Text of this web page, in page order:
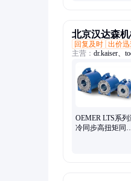
北京汉达森
回复及时 出价迅
主营： dr.kaiser、
OEMER LTS系列
冷同步高扭矩同步